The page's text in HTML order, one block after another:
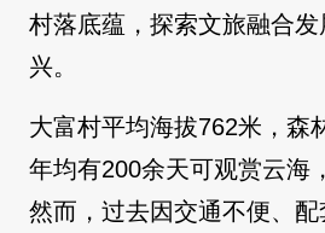
村落底蕴，探索文旅融合
兴。
大富村平均海拔762米，森
年均有200余天可观赏云海
然而，过去因交通不便、